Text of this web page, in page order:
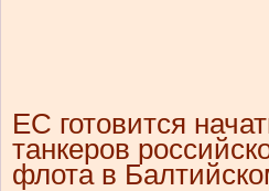
ЕС готовится
танкеров
флота в